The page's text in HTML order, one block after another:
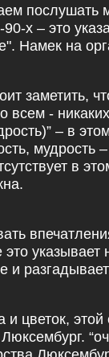
послушать
х – это
Намек на
заметить,
всем -
– в
мудрость
в
указывает
и
и цветок,